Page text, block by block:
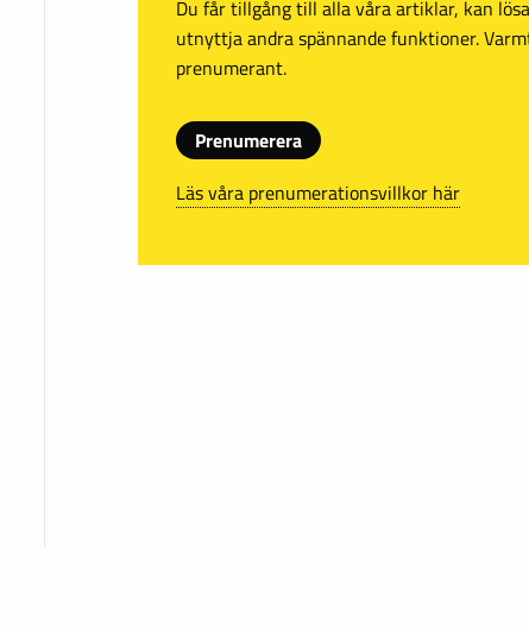
Du får tillgång till alla våra artiklar, kan
utnyttja andra spännande funktioner.
prenumerant.
Prenumerera
Läs våra prenumerationsvillkor här